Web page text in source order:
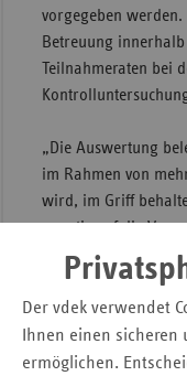
Der vdek verwendet
Ihnen einen
ermöglichen.
vorgegeben
Betreuung
Teilnahmeraten bei
„Die Auswertung
im Rahmen von
wird, im Griff
negativ auf die
für die Patienten
Nachricht“, sagt Dr.
(KV) Nordrhein.